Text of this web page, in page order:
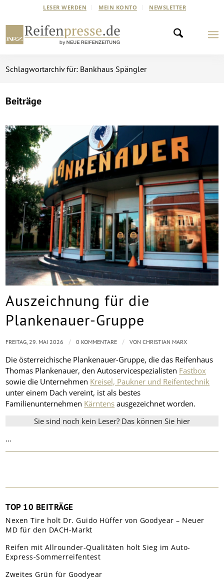
LESER WERDEN MEIN KONTO NEWSLETTER
Schlagwortarchiv für: Bankhaus Spängler
Beiträge
Auszeichnung für die
Plankenauer-Gruppe
Die österreichische Plankenauer-Gruppe, die das Reifenhaus
Thomas Plankenauer, den Autoservicespezialisten Fastbox
sowie die Unternehmen Kreisel, Paukner und Reifentechnik
unter einem Dach vereint, ist als bestes
Familienunternehmen Kärntens ausgezeichnet worden.
Sie sind noch kein Leser? Das können Sie hier
…
FREITAG, 29. MAI 2026 / 0 KOMMENTARE / VONCHRISTIAN MARX
TOP 10 BEITRÄGE
Nexen Tire holt Dr. Guido Hüffer von Goodyear – Neuer
MD für den DACH-Markt
Reifen mit Allrounder-Qualitäten holt Sieg im Auto-
Express-Sommerreifentest
Zweites Grün für Goodyear